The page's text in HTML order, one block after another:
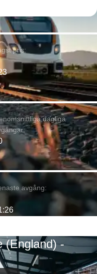
pris:
dagliga
avgång:
(England) -